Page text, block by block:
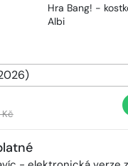
Hra Bang! -
Albi
Kč